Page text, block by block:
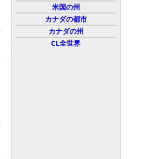
米国の州
カナダの都市
カナダの州
CL全世界